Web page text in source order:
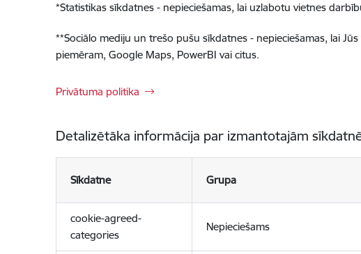
*Statistikas sīkdatnes - nepieciešamas, lai uzlabotu vietnes
**Sociālo mediju un trešo pušu sīkdatnes - nepieciešamas, lai
piemēram, Google Maps, PowerBI vai citus.
Privātuma politika
Detalizētāka informācija par izmantotajām
Sīkdatne Grupa
cookie-agreed-
categories
Nepieciešams